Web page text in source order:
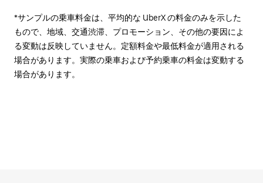
*サンプルの乗車料金は、平均的な UberX の料金のみを示した
もので、地域、交通渋滞、プロモーション、その他の要因によ
る変動は反映していません。定額料金や最低料金が適用される
場合があります。実際の乗車および予約乗車の料金は変動する
場合があります。